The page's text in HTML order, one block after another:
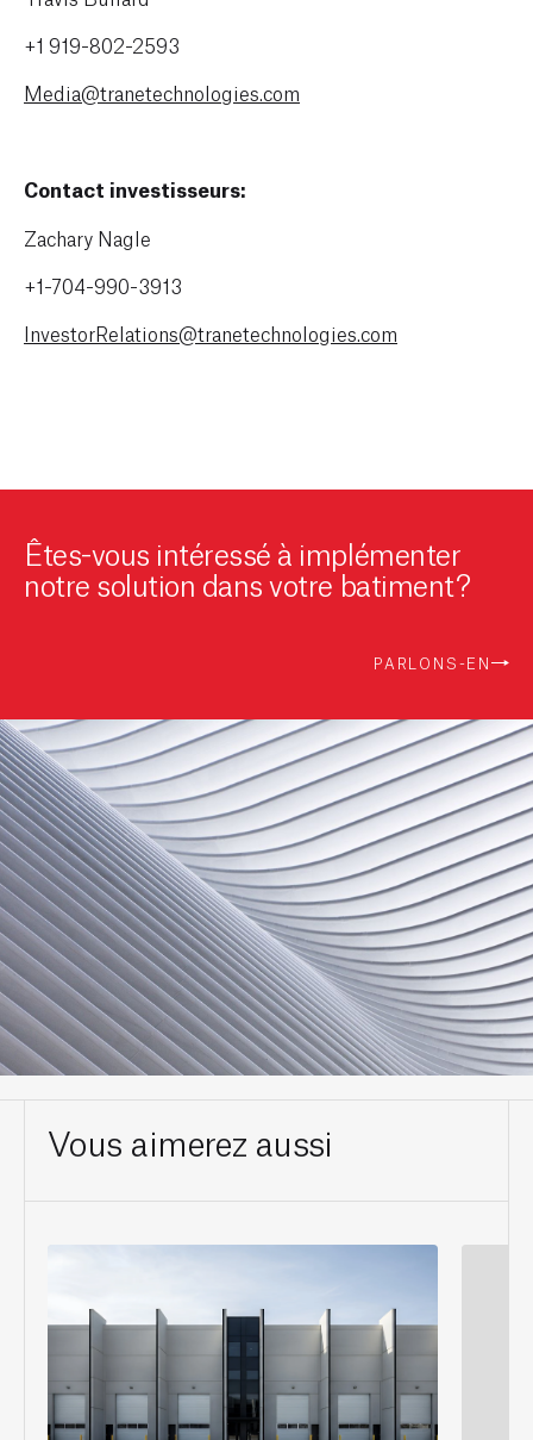
+1 919-802-2593
Media@tranetechnologies.com
Contact investisseurs:
Zachary Nagle
+1-704-990-3913
InvestorRelations@tranetechnologies.com
Êtes-vous intéressé à implémenter
notre solution dans votre batiment?
PARLONS-EN
Vous aimerez aussi